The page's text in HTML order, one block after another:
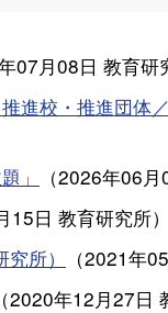
07月08日 教育研
進校・推進団体
」
（2026年06月
15日 教育研究所）
所）
（2021年
（2020年12月27日